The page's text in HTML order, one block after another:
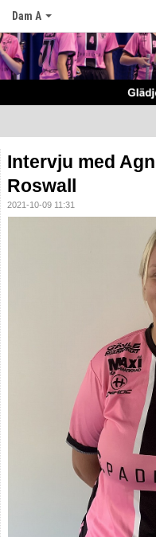
Dam A
Nyheter
Truppen
Bemannings schema
Intervju med
Roswall
2021-10-09 11:31